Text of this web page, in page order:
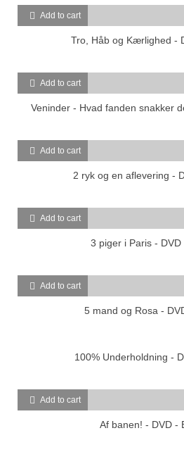
Add to cart
Tro, Håb og Kærlighed -
Add to cart
Veninder - Hvad fanden snakker
Add to cart
2 ryk og en aflevering -
Add to cart
3 piger i Paris - DVD
Add to cart
5 mand og Rosa -
100% Underholdning -
Add to cart
Af banen! - DVD -